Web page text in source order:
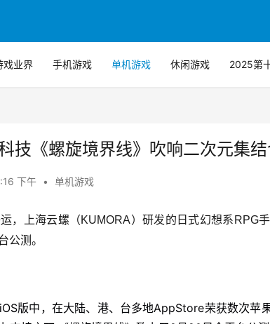
戏业界 手机游戏 单机游戏 休闲游戏 2025第
技《螺旋境界线》吹响二次元集
下午 • 单机游戏
，上海云螺（KUMORA）研发的日式幻想系RPG
公测。
版中，在大陆、港、台多地AppStore荣获数次苹